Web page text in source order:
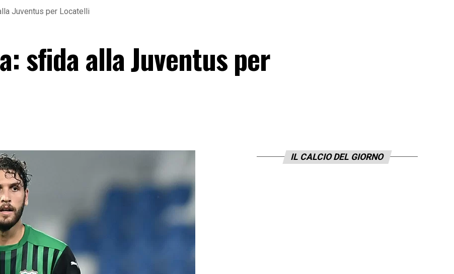
Juventus per Locatelli
sfida alla Juventus per
IL CALCIO DEL GIORNO